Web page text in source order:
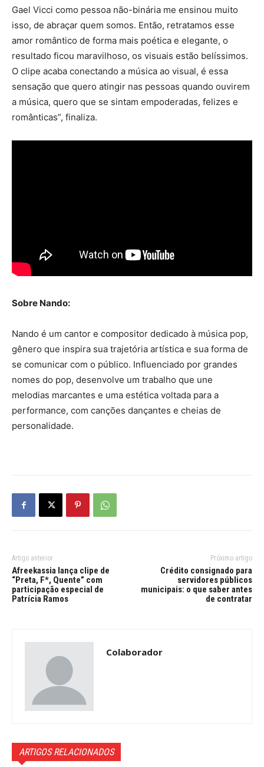
Gael Vicci como pessoa não-binária me ensinou muito
isso, de abraçar quem somos. Então, retratamos esse
amor romântico de forma mais poética e elegante, o
resultado ficou maravilhoso, os visuais estão belíssimos.
O clipe acaba conectando a música ao visual, é essa
sensação que quero atingir nas pessoas quando ouvirem
a música, quero que se sintam empoderadas, felizes e
românticas”, finaliza.
Sobre Nando:
Nando é um cantor e compositor dedicado à música pop,
gênero que inspira sua trajetória artística e sua forma de
se comunicar com o público. Influenciado por grandes
nomes do pop, desenvolve um trabalho que une
melodias marcantes e uma estética voltada para a
performance, com canções dançantes e cheias de
personalidade.
Artigo anterior
Afreekassia lança clipe de
“Preta, F*, Quente” com
participação especial de
Patrícia Ramos
Próximo artigo
Crédito consignado para
servidores públicos
municipais: o que saber antes
de contratar
Colaborador
ARTIGOS RELACIONADOS